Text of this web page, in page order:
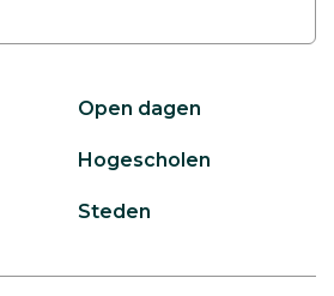
Open dagen
Hogescholen
Steden